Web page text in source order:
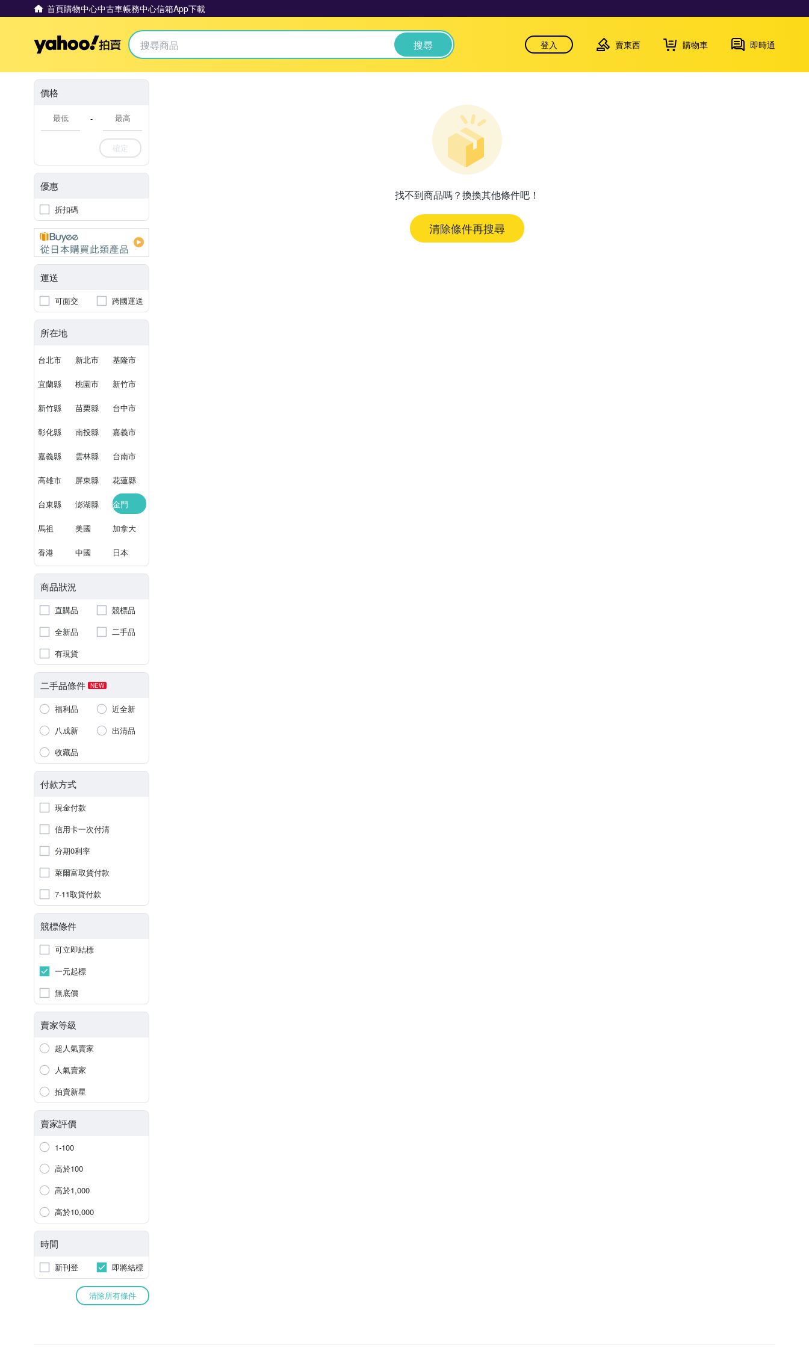
首頁購物中心中古車帳務中心信箱App下載
Yahoo拍賣 搜尋 登入 賣東西 購物車 即時通
價格
-
確定
優惠
折扣碼
運送
可面交 跨國運送
所在地
台北市 新北市 基隆市
宜蘭縣 桃園市 新竹市
新竹縣 苗栗縣 台中市
彰化縣 南投縣 嘉義市
嘉義縣 雲林縣 台南市
高雄市 屏東縣 花蓮縣
台東縣 澎湖縣 金門
馬祖 美國 加拿大
香港 中國 日本
商品狀況
直購品
競標品
全新品
二手品
有現貨
二手品條件 NEW
福利品
近全新
八成新
出清品
收藏品
付款方式
現金付款
信用卡一次付清
分期0利率
萊爾富取貨付款
7-11取貨付款
競標條件
可立即結標
一元起標
無底價
賣家等級
超人氣賣家
人氣賣家
拍賣新星
賣家評價
1-100
高於100
高於1,000
高於10,000
時間
新刊登 即將結標
清除所有條件
找不到商品嗎？換換其他條件吧！
清除條件再搜尋